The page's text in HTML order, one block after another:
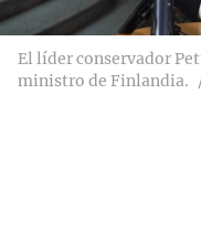
El líder conservador
ministro de Finlandia.